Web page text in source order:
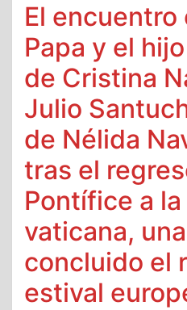
El encuentro
Papa y el
de Cristina
Julio
de Nélida
tras el
Pontífice a
vaticana,
concluido el
estival